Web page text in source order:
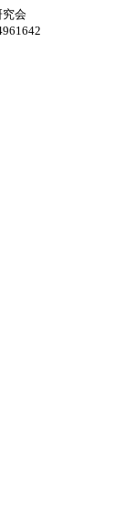
会